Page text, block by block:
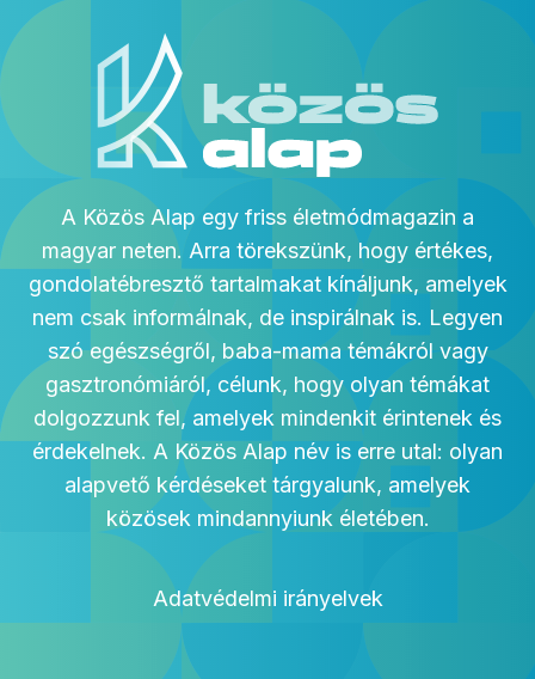
A Közös Alap egy friss életmódmagazin a
magyar neten. Arra törekszünk, hogy értékes,
gondolatébresztő tartalmakat kínáljunk, amelyek
nem csak informálnak, de inspirálnak is. Legyen
szó egészségről, baba-mama témákról vagy
gasztronómiáról, célunk, hogy olyan témákat
dolgozzunk fel, amelyek mindenkit érintenek és
érdekelnek. A Közös Alap név is erre utal: olyan
alapvető kérdéseket tárgyalunk, amelyek
közösek mindannyiunk életében.
Adatvédelmi irányelvek